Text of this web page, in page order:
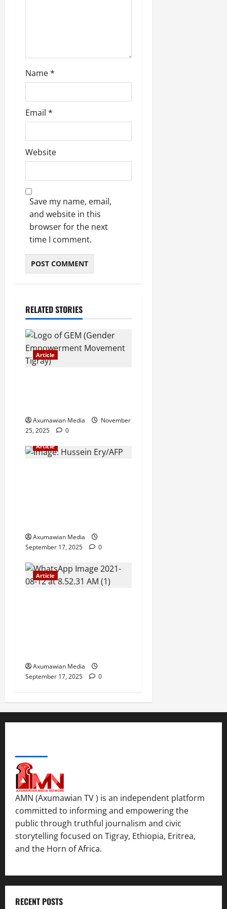
Name*
Email *
Website
Save my name, email,
and website in this
browser for the next
time I comment.
RELATED STORIES
Article
Axumawian Media
November
25, 2025
0
Article
Axumawian Media
September 17, 2025
0
Article
Axumawian Media
September 17, 2025
0
AMN (Axumawian TV ) is an independent platform
committed to informing and empowering the
public through truthful journalism and civic
storytelling focused on Tigray, Ethiopia, Eritrea,
and the Horn of Africa.
RECENT POSTS